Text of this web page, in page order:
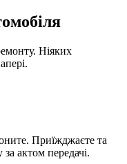
Ніяких
Приїжджаєте та
актом передачі.